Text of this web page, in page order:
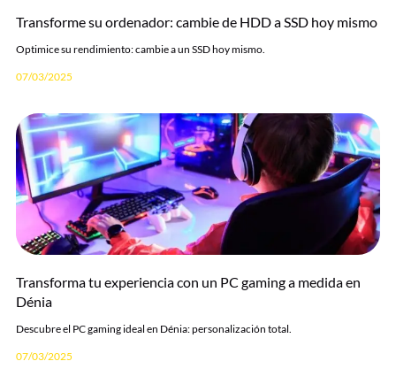
Transforme su ordenador: cambie de HDD a SSD hoy mismo
Optimice su rendimiento: cambie a un SSD hoy mismo.
07/03/2025
Transforma tu experiencia con un PC gaming a medida en
Dénia
Descubre el PC gaming ideal en Dénia: personalización total.
07/03/2025